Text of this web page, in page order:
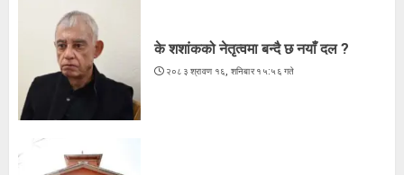
के शशांकको नेतृत्वमा बन्दै छ नयाँ दल ?
२०८३ श्रावण १६, शनिबार १५:५६ गते